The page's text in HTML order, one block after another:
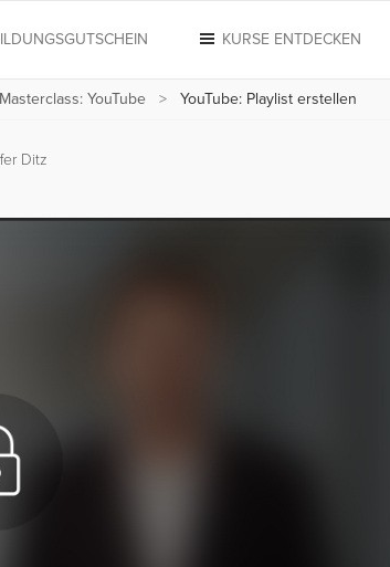
KURSE ENTDECKEN
YouTube YouTube: Playlist erstellen
Ditz